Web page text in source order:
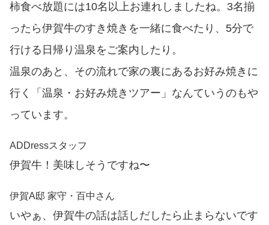
柿食べ放題には10名以上お連れしましたね。3名揃
ったら伊賀牛のすき焼きを一緒に食べたり、5分で
行ける日帰り温泉をご案内したり。
温泉のあと、その流れで家の裏にあるお好み焼きに
行く「温泉・お好み焼きツアー」なんていうのもや
っています。
ADDressスタッフ
伊賀牛！美味しそうですね〜
伊賀A邸 家守・百中さん
いやぁ、伊賀牛の話は話しだしたら止まらないです